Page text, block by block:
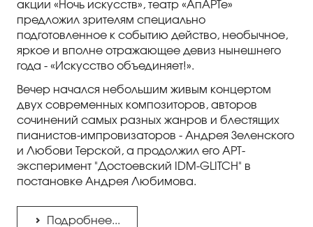
акции «Ночь искусств», театр «АпАРТе»
предложил зрителям специально
подготовленное к событию действо, необычное,
яркое и вполне отражающее девиз нынешнего
года - «Искусство объединяет!».
Вечер начался небольшим живым концертом
двух современных композиторов, авторов
сочинений самых разных жанров и блестящих
пианистов-импровизаторов - Андрея Зеленского
и Любови Терской, а продолжил его АРТ-
эксперимент "Достоевский IDM-GLITCH" в
постановке Андрея Любимова.
Подробнее...